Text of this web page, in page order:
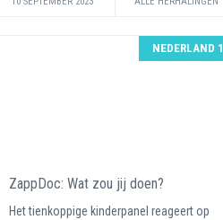
NEDERLAND 1
ZappDoc: Wat zou jij doen?
Het tienkoppige kinderpanel reageert op